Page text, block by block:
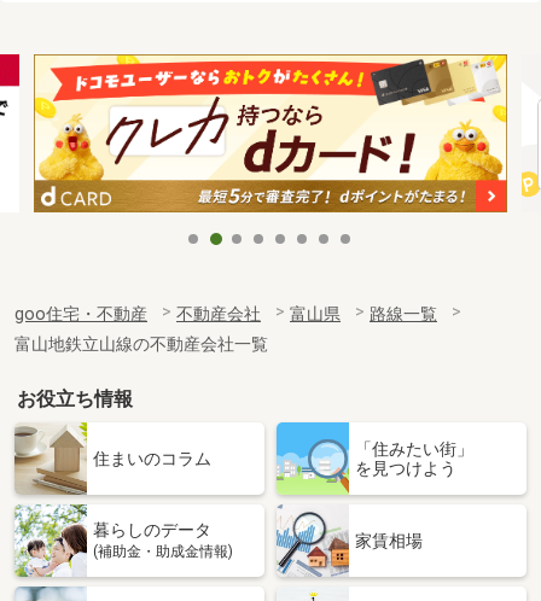
goo住宅・不動産 不動産会社 富山県
路線一覧
富山地鉄立山線の不動産会社一覧
お役立ち情報
住まいのコラム
「住みたい街」
を見つけよう
暮らしのデータ
(補助金・助成金情報)
家賃相場